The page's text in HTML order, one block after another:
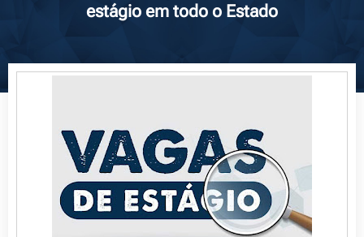
estágio em todo o Estado